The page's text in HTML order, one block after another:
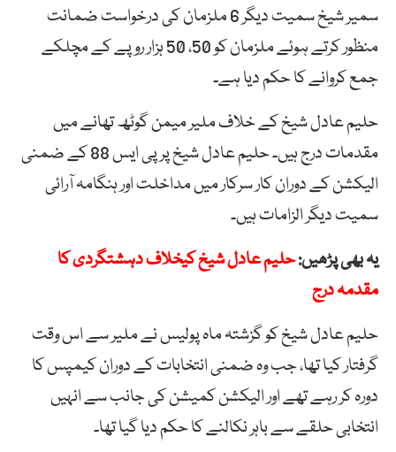
سمیر شیخ سمیت دیگر 6 ملزمان کی درخواست ضمانت
منظور کرتے ہوئے ملزمان کو 50، 50 ہزار روپے کے مچلکے
جمع کروانے کا حکم دیا ہے۔
حلیم عادل شیخ کے خلاف ملیر میمن گوٹھ تھانے میں
مقدمات درج ہیں۔ حلیم عادل شیخ پر پی ایس 88 کے ضمنی
الیکشن کے دوران کار سرکار میں مداخلت اور ہنگامہ آرائی
سمیت دیگر الزامات ہیں۔
یہ بھی پڑھیں:حلیم عادل شیخ کیخلاف دہشتگردی کا
مقدمہ درج
حلیم عادل شیخ کو گزشتہ ماہ پولیس نے ملیر سے اس وقت
گرفتار کیا تھا، جب وہ ضمنی انتخابات کے دوران کیمپس کا
دورہ کر رہے تھے اور الیکشن کمیشن کی جانب سے انہیں
انتخابی حلقے سے باہر نکالنے کا حکم دیا گیا تھا۔